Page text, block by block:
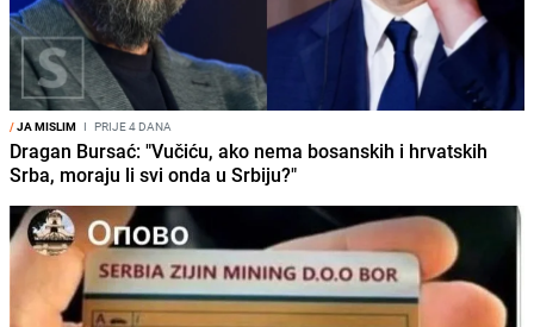
/JA MISLIM I PRIJE 4 DANA
Dragan Bursać: "Vučiću, ako nema bosanskih i hrvatskih
Srba, moraju li svi onda u Srbiju?"